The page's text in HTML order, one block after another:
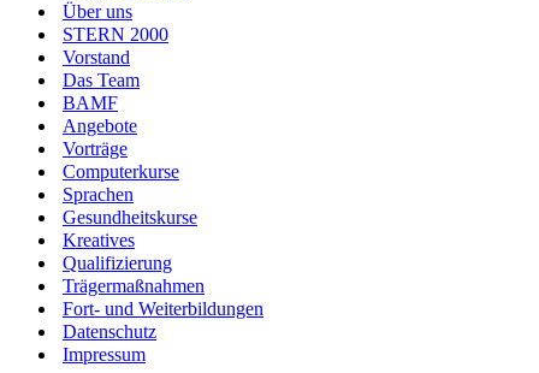
Über uns
STERN 2000
Vorstand
Das Team
BAMF
Angebote
Vorträge
Computerkurse
Sprachen
Gesundheitskurse
Kreatives
Qualifizierung
Trägermaßnahmen
Fort- und Weiterbildungen
Datenschutz
Impressum